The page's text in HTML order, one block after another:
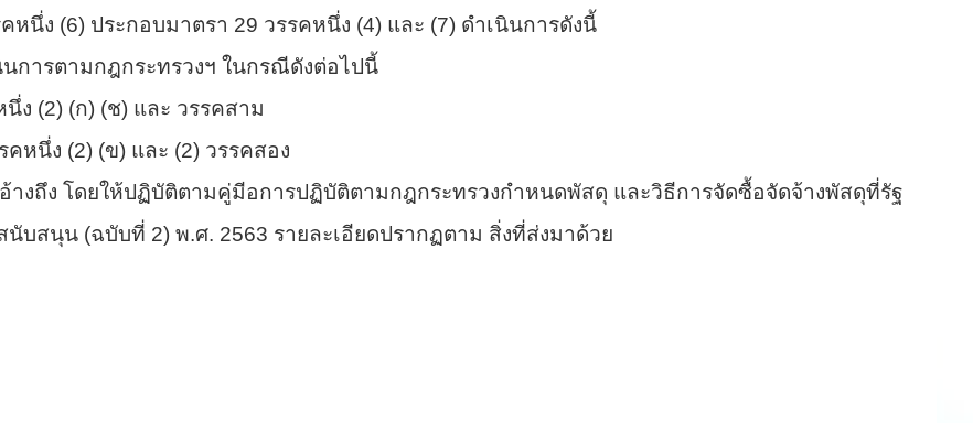
หนึ่ง (6) ประกอบมาตรา 29 วรรคหนึ่ง (4) และ (7) ดำเนินการดังนี้
การตามกฎกระทรวงฯ ในกรณีดังต่อไปนี้
(2) (ก) (ช) และ วรรคสาม
นึ่ง (2) (ข) และ (2) วรรคสอง
งถึง โดยให้ปฏิบัติตามคู่มีอการปฏิบัติตามกฎกระทรวงกำหนดพัสดุ และวิธีการจัดซื้อจัดจ้างพัสดุที่รัฐ
นับสนุน (ฉบับที่ 2) พ.ศ. 2563 รายละเอียดปรากฏตาม สิ่งที่ส่งมาด้วย